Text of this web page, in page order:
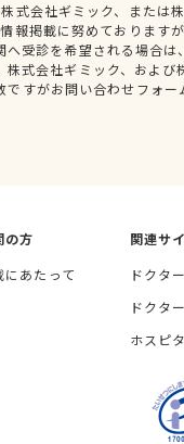
式会社ギミック、または
報掲載に努めております
へ受診を希望される場合
株式会社ギミック、およ
すがお問い合わせフォ
の方
にあたって
関連サ
ドクタ
ドクタ
ホスピ